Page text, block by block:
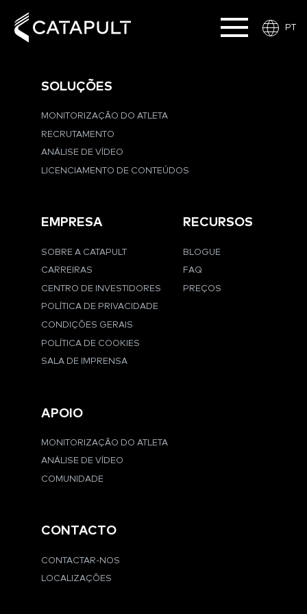
PT
SOLUÇÕES
MONITORIZAÇÃO DO ATLETA
RECRUTAMENTO
ANÁLISE DE VÍDEO
LICENCIAMENTO DE CONTEÚDOS
EMPRESA
SOBRE A CATAPULT
CARREIRAS
CENTRO DE INVESTIDORES
POLÍTICA DE PRIVACIDADE
CONDIÇÕES GERAIS
POLÍTICA DE COOKIES
SALA DE IMPRENSA
RECURSOS
BLOGUE
FAQ
PREÇOS
APOIO
MONITORIZAÇÃO DO ATLETA
ANÁLISE DE VÍDEO
COMUNIDADE
CONTACTO
CONTACTAR-NOS
LOCALIZAÇÕES